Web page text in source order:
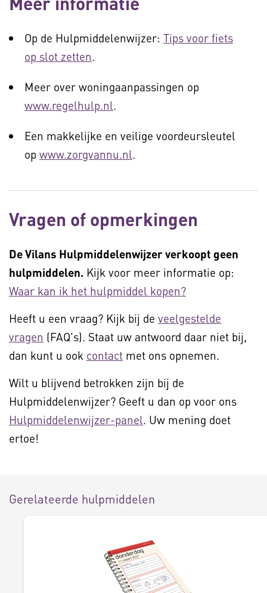
Op de Hulpmiddelenwijzer: Tips voor fiets
op slot zetten.
Meer over woningaanpassingen op
www.regelhulp.nl.
Een makkelijke en veilige voordeursleutel
op www.zorgvannu.nl.
Vragen of opmerkingen
De Vilans Hulpmiddelenwijzer verkoopt geen
hulpmiddelen. Kijk voor meer informatie op:
Waar kan ik het hulpmiddel kopen?
Heeft u een vraag? Kijk bij de veelgestelde
vragen (FAQ's). Staat uw antwoord daar niet bij,
dan kunt u ook contact met ons opnemen.
Wilt u blijvend betrokken zijn bij de
Hulpmiddelenwijzer? Geeft u dan op voor ons
Hulpmiddelenwijzer-panel. Uw mening doet
ertoe!
Gerelateerde hulpmiddelen